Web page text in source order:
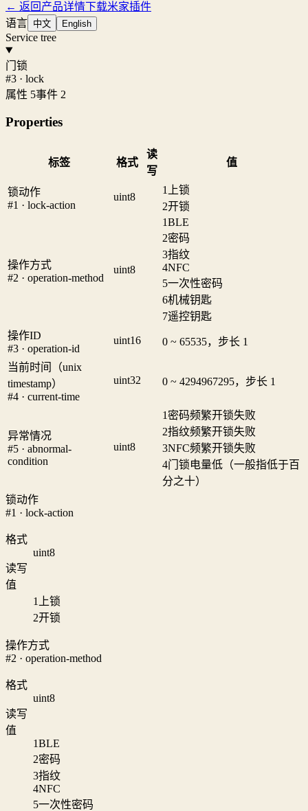
← 返回产品详情下载米家插件
语言 中文 English
Service tree
门锁
#3 · lock
属性 5事件 2
Properties
标签 格式
读
写
值
锁动作
#1 · lock-action
uint8
1
上锁
2开锁
操作方式
#2 · operation-method
uint8
1BLE
2密码
3指纹
4NFC
5一次性密码
6机械钥匙
7遥控钥匙
操作ID
#3 · operation-id
uint16 0 ~ 65535，步长 1
当前时间（unix
timestamp）
#4 · current-time
uint32 0 ~ 4294967295，步长 1
异常情况
#5 · abnormal-
condition
uint8
1 密码频繁开锁失败
2指纹频繁开锁失败
3NFC频繁开锁失败
4门锁电量低（一般指低于百
分之十）
锁动作
#1 · lock-action
格式
uint8
读写
值
1
上锁
2开锁
操作方式
#2 · operation-method
格式
uint8
读写
值
1BLE
2密码
3指纹
4NFC
5一次性密码